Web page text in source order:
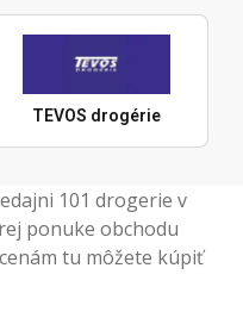
TEVOS drogérie
101 drogerie v
ponuke obchodu
tu môžete kúpiť